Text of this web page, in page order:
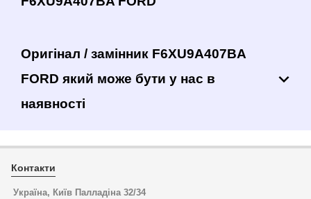
Оригінал / замінник F6XU9A407BA
FORD який може бути у нас в
наявності
Контакти
Україна, Київ Палладіна 32/34